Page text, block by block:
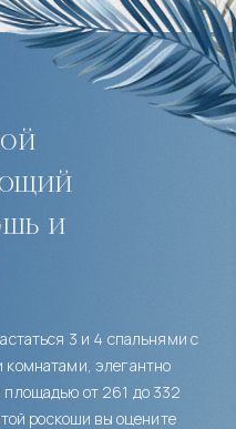
и
3 и 4 спальнями с
элегантно
от 261 до 332
роскоши вы оцените